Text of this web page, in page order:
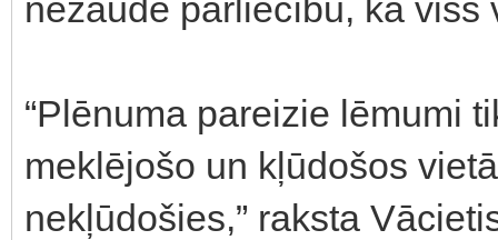
nezaudē pārliecību, ka viss
“Plēnuma pareizie lēmumi
meklējošo un kļūdošos
nekļūdošies,” raksta